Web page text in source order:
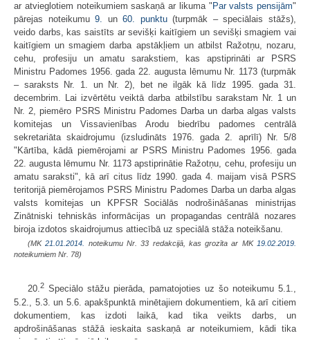
ar atvieglotiem noteikumiem saskaņā ar likuma " Par valsts pensijām"
pārejas noteikumu9. un60. punktu(turpmāk – speciālais stāžs),
veido darbs, kas saistīts ar sevišķi kaitīgiem un sevišķi smagiem vai
kaitīgiem un smagiem darba apstākļiem un atbilst Ražotņu, nozaru,
cehu, profesiju un amatu sarakstiem, kas apstiprināti ar PSRS
Ministru Padomes 1956. gada 22. augusta lēmumu Nr. 1173 (turpmāk
– saraksts Nr. 1. un Nr. 2), bet ne ilgāk kā līdz 1995. gada 31.
decembrim. Lai izvērtētu veiktā darba atbilstību sarakstam Nr. 1 un
Nr. 2, piemēro PSRS Ministru Padomes Darba un darba algas valsts
komitejas un Vissavienības Arodu biedrību padomes centrālā
sekretariāta skaidrojumu (izsludināts 1976. gada 2. aprīlī) Nr. 5/8
"Kārtība, kādā piemērojami ar PSRS Ministru Padomes 1956. gada
22. augusta lēmumu Nr. 1173 apstiprinātie Ražotņu, cehu, profesiju un
amatu saraksti", kā arī citus līdz 1990. gada 4. maijam visā PSRS
teritorijā piemērojamos PSRS Ministru Padomes Darba un darba algas
valsts komitejas un KPFSR Sociālās nodrošināšanas ministrijas
Zinātniski tehniskās informācijas un propagandas centrālā nozares
biroja izdotos skaidrojumus attiecībā uz speciālā stāža noteikšanu.
(MK21.01.2014. noteikumu Nr. 33 redakcijā, kas grozīta ar MK 19.02.2019.
noteikumiem Nr. 78)
20.2 Speciālo stāžu pierāda, pamatojoties uz šo noteikumu 5.1.,
5.2., 5.3. un 5.6. apakšpunktā minētajiem dokumentiem, kā arī citiem
dokumentiem, kas izdoti laikā, kad tika veikts darbs, un
apdrošināšanas stāžā ieskaita saskaņā ar noteikumiem, kādi tika